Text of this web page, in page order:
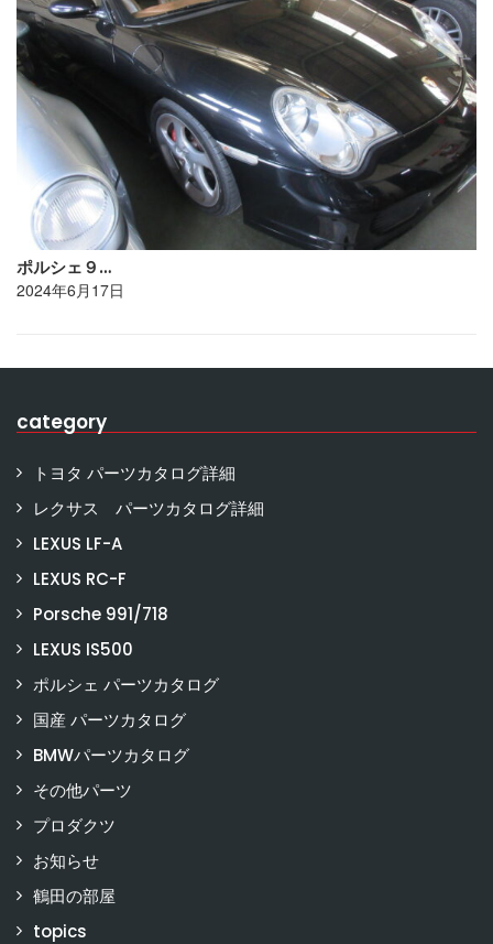
ポルシェ９…
2024年6月17日
category
トヨタ パーツカタログ詳細
レクサス パーツカタログ詳細
LEXUS LF-A
LEXUS RC-F
Porsche 991/718
LEXUS IS500
ポルシェ パーツカタログ
国産 パーツカタログ
BMWパーツカタログ
その他パーツ
プロダクツ
お知らせ
鶴田の部屋
topics